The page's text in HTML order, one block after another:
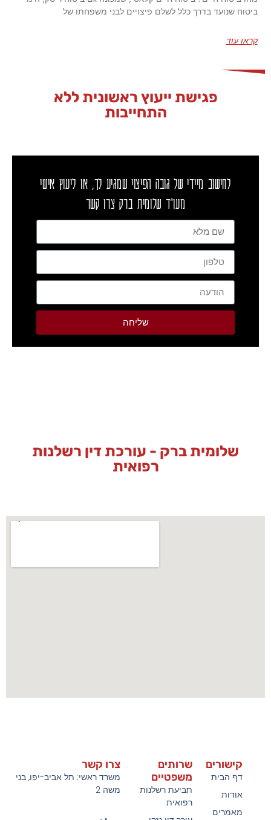
ביטוח שנועד בדרך כלל לשלם פיצויים לבני משפחתו של
קראו עוד
פגישת ייעוץ ראשונית ללא
התחייבות
לחישוב מיידי של גובה הפיצוי שמגיע לך, או ליעוץ אישי
מעו"ד שלומית ברק צרו קשר
שליחה
שלומית ברק - עורכת דין רשלנות
רפואית
שרותים
משפטיים
תביעת רשלנות
רפואית
קישורים
דף הבית
אודות
מאמרים
צרו קשר
משרד ראשי: תל אביב-יפו, בני
משה 2